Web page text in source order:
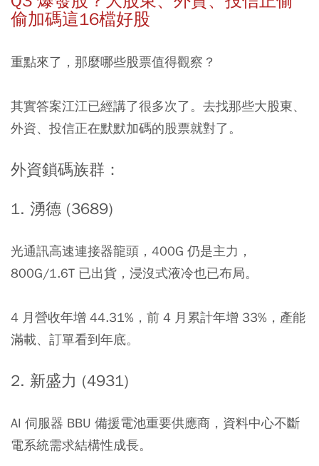
偷加碼這16檔好股
重點來了，那麼哪些股票值得觀察？
其實答案江江已經講了很多次了。去找那些大股東、
外資、投信正在默默加碼的股票就對了。
外資鎖碼族群：
1. 湧德 (3689)
光通訊高速連接器龍頭，400G 仍是主力，
800G/1.6T 已出貨，浸沒式液冷也已布局。
4 月營收年增 44.31%，前 4 月累計年增 33%，產能
滿載、訂單看到年底。
2. 新盛力 (4931)
AI 伺服器 BBU 備援電池重要供應商，資料中心不斷
電系統需求結構性成長。